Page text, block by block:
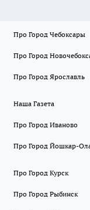
Про Город Чебоксары
Про Город
Про Город Ярославль
Наша Газета
Про Город Иваново
Про Город Йошкар-
Про Город Курск
Про Город Рыбинск